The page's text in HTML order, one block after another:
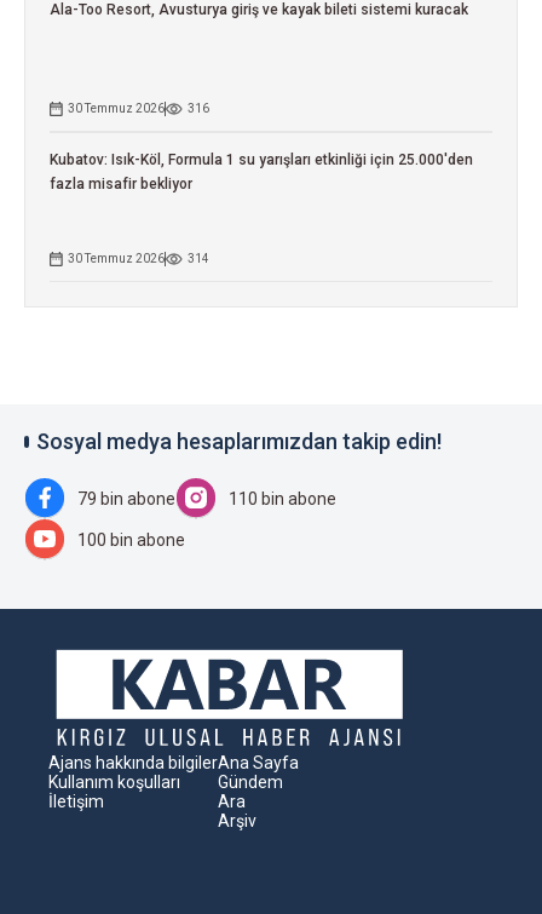
Ala-Too Resort, Avusturya giriş ve kayak bileti sistemi kuracak
30 Temmuz 2026 316
Kubatov: Isık-Köl, Formula 1 su yarışları etkinliği için 25.000'den
fazla misafir bekliyor
30 Temmuz 2026 314
Sosyal medya hesaplarımızdan takip edin!
79 bin abone 110 bin abone
100 bin abone
Ajans hakkında bilgiler
Kullanım koşulları
İletişim
Ana Sayfa
Gündem
Ara
Arşiv